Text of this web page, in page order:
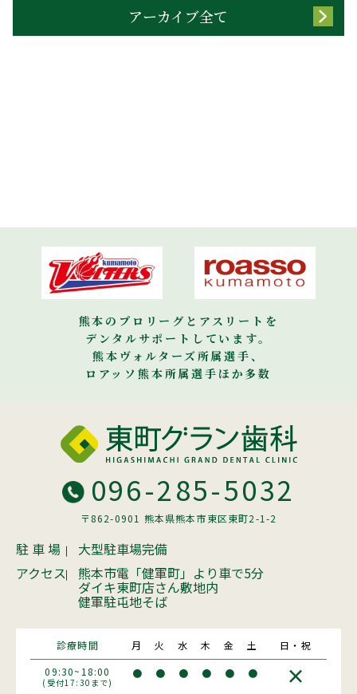
アーカイブ全て
熊本のプロリーグとアスリートを
デンタルサポートしています。
熊本ヴォルターズ所属選手、
ロアッソ熊本所属選手ほか多数
096-285-5032
〒862-0901 熊本県熊本市東区東町2-1-2
駐 車 場
大型駐車場完備
アクセス
熊本市電「健軍町」より車で5分
ダイキ東町店さん敷地内
健軍駐屯地そば
診療時間 月 火 水 木 金 土
日・祝
09:30~18:00
(受付17:30まで)
● ● ● ● ● ● ×